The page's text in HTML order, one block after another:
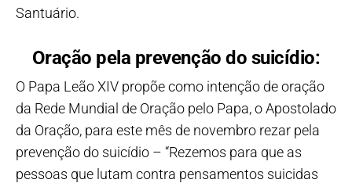
Santuário.
Oração pela prevenção do suicídio:
O Papa Leão XIV propõe como intenção de oração
da Rede Mundial de Oração pelo Papa, o Apostolado
da Oração, para este mês de novembro rezar pela
prevenção do suicídio – “Rezemos para que as
pessoas que lutam contra pensamentos suicidas